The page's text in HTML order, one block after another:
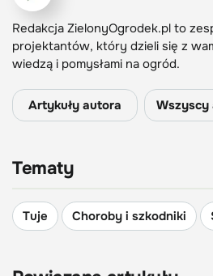
Redakcja ZielonyOgrodek.pl to
projektantów, który dzieli się z
wiedzą i pomysłami na ogród.
Artykuły autora
Tematy
Tuje Choroby i szkodniki